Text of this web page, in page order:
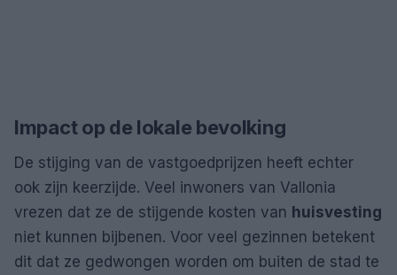
Impact op de lokale bevolking
De stijging van de vastgoedprijzen heeft echter
ook zijn keerzijde. Veel inwoners van Vallonia
vrezen dat ze de stijgende kosten van huisvesting
niet kunnen bijbenen. Voor veel gezinnen betekent
dit dat ze gedwongen worden om buiten de stad te